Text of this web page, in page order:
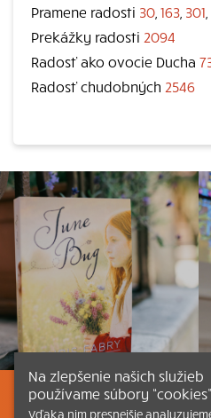
Pramene radosti 30 163 301
Prekážky radosti 2094
Radosť ako ovocie Ducha
Radosť chudobných 2546
Listovať Obsah
Na zlepšenie našich služieb
používame súbory
Vďaka nim presnejšie